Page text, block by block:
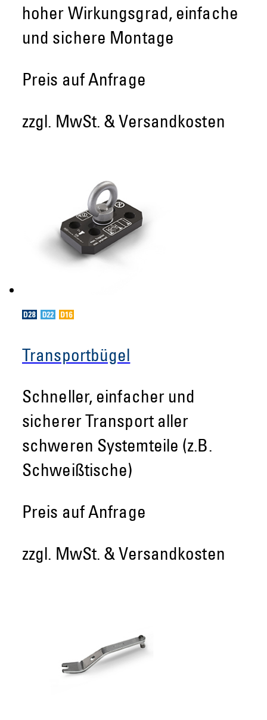
hoher Wirkungsgrad, einfache
und sichere Montage
Preis auf Anfrage
zzgl. MwSt. & Versandkosten
Transportbügel
Schneller, einfacher und
sicherer Transport aller
schweren Systemteile (z.B.
Schweißtische)
Preis auf Anfrage
zzgl. MwSt. & Versandkosten